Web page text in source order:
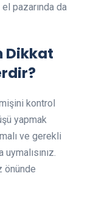
pazarında da
Dikkat
kontrol
yapmak
ve gerekli
önünde